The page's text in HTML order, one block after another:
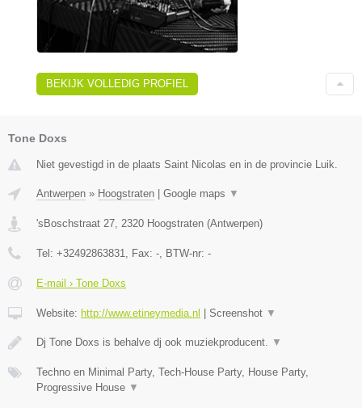
BEKIJK VOLLEDIG PROFIEL
Tone Doxs
Niet gevestigd in de plaats Saint Nicolas en in de provincie Luik.
Antwerpen » Hoogstraten Google maps ▼
'sBoschstraat 27, 2320 Hoogstraten (Antwerpen)
Tel: +32492863831, Fax: -, BTW-nr: -
E-mail › Tone Doxs
Website: http://www.etineymedia.nl Screenshot ▼
Dj Tone Doxs is behalve dj ook muziekproducent. ▼
Techno en Minimal Party, Tech-House Party, House Party,
Progressive House ▼